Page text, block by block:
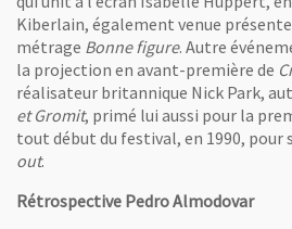
Kiberlain, également venue
métrage Bonne figure. Autre
la projection en avant-première de
réalisateur britannique Nick Park,
et Gromit, primé lui aussi pour la
tout début du festival, en 1990, pour
out.
Rétrospective Pedro Almodovar